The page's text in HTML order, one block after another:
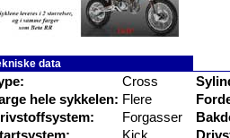
data
Cross
hele sykkelen: Flere
Forgasser
Kick